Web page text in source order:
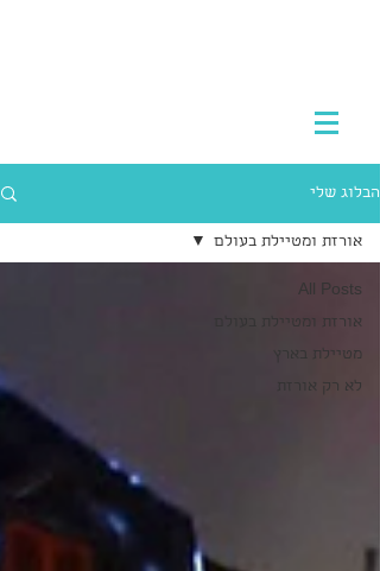
הבלוג שלי
All Posts
אורזת ומטיילת בעולם
מטיילת בארץ
לא רק אורזת
אורזת ומטיילת בעולם